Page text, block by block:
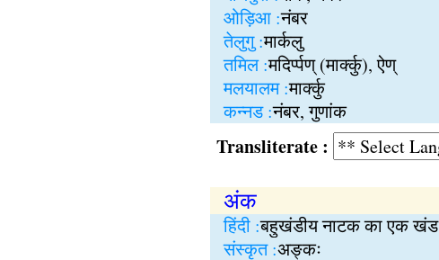
ओड़िआ :नंबर
तेलुगु :मार्कलु
तमिल :मदिर्प्पण् (मार्क्कु), ऐण्
मलयालम :मार्क्कु
कन्नड :नंबर, गुणांक
Transliterate :
अंक
हिंदी :बहुखंडीय नाटक का एक खंड
संस्कृत :अङ्कः